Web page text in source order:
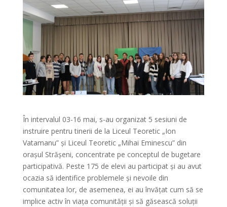
În intervalul 03-16 mai, s-au organizat 5 sesiuni de
instruire pentru tinerii de la Liceul Teoretic „Ion
Vatamanu” și Liceul Teoretic „Mihai Eminescu” din
orașul Strășeni, concentrate pe conceptul de bugetare
participativă. Peste 175 de elevi au participat și au avut
ocazia să identifice problemele și nevoile din
comunitatea lor, de asemenea, ei au învățat cum să se
implice activ în viața comunității și să găsească soluții